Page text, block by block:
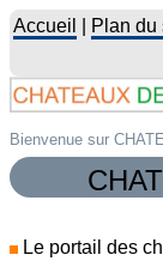
Accueil Plan du
Bienvenue sur
Le portail des